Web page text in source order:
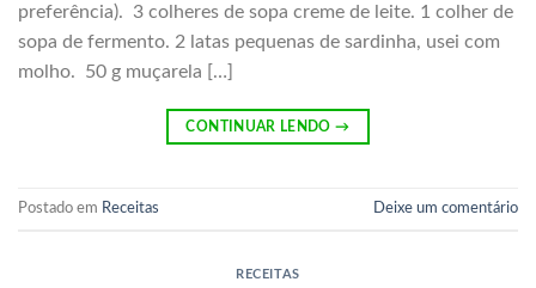
preferência). 3 colheres de sopa creme de leite. 1 colher de
sopa de fermento. 2 latas pequenas de sardinha, usei com
molho. 50 g muçarela […]
CONTINUAR LENDO→
Postado em Receitas Deixe um comentário
RECEITAS